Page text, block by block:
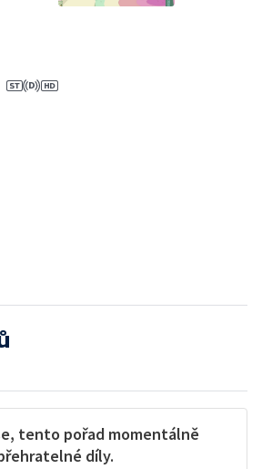
tento pořad momentálně
díly.